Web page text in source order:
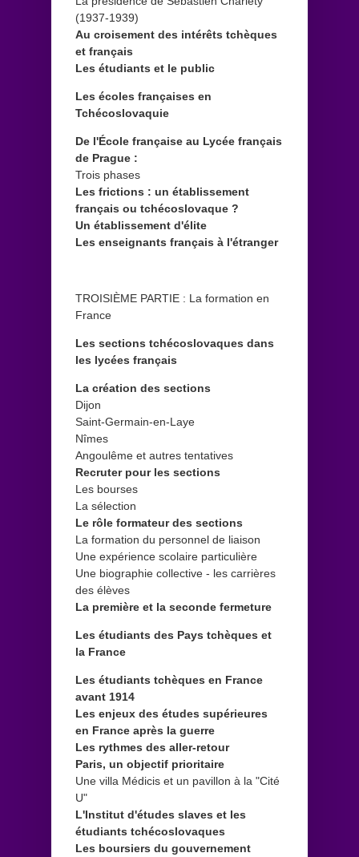
(1937-1939)
Au croisement des intérêts tchèques
et français
Les étudiants et le public
Les écoles françaises en
Tchécoslovaquie
De l'École française au Lycée français
de Prague :
Trois phases
Les frictions : un établissement
français ou tchécoslovaque ?
Un établissement d'élite
Les enseignants français à l'étranger
TROISIÈME PARTIE : La formation en
France
Les sections tchécoslovaques dans
les lycées français
La création des sections
Dijon
Saint-Germain-en-Laye
Nîmes
Angoulême et autres tentatives
Recruter pour les sections
Les bourses
La sélection
Le rôle formateur des sections
La formation du personnel de liaison
Une expérience scolaire particulière
Une biographie collective - les carrières
des élèves
La première et la seconde fermeture
Les étudiants des Pays tchèques et
la France
Les étudiants tchèques en France
avant 1914
Les enjeux des études supérieures
en France après la guerre
Les rythmes des aller-retour
Paris, un objectif prioritaire
Une villa Médicis et un pavillon à la "Cité
U"
L'Institut d'études slaves et les
étudiants tchécoslovaques
Les boursiers du gouvernement